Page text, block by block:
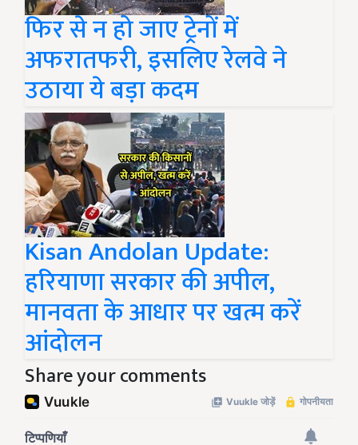
फिर से न हो जाए ट्रेनों में
अफरातफरी, इसलिए रेलवे ने
उठाया ये बड़ा कदम
Kisan Andolan Update:
हरियाणा सरकार की अपील,
मानवता के आधार पर खत्म करें
आंदोलन
Share your comments